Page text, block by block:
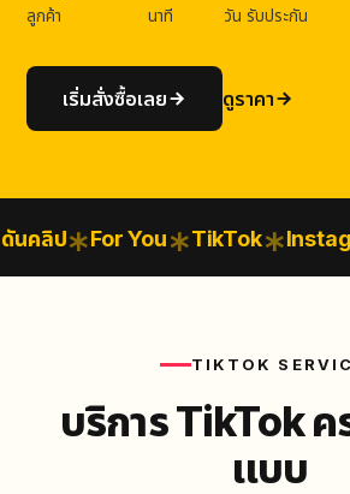
ลูกค้า นาที วัน รับประกัน
เริ่มสั่งซื้อเลย ดูราคา
ป For You TikTok
TIKTOK
บริการ TikTok
แบบ